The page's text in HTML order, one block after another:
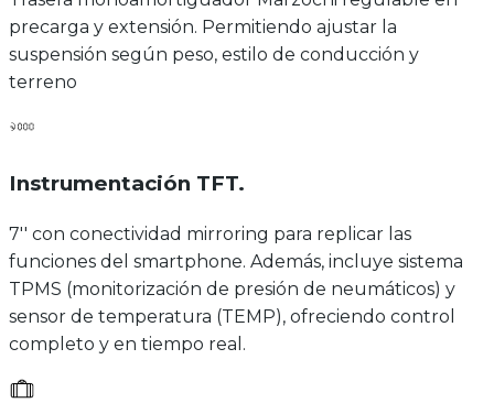
precarga y extensión. Permitiendo ajustar la
suspensión según peso, estilo de conducción y
terreno
Instrumentación TFT.
7'' con conectividad mirroring para replicar las
funciones del smartphone. Además, incluye sistema
TPMS (monitorización de presión de neumáticos) y
sensor de temperatura (TEMP), ofreciendo control
completo y en tiempo real.